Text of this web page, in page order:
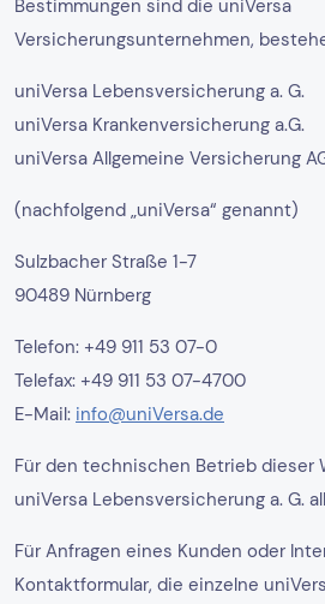
Bestimmungen sind die uniVersa
Versicherungsunternehmen,
uniVersa Lebensversicherung a. G.
uniVersa Krankenversicherung a.G.
uniVersa Allgemeine Versicherung
(nachfolgend „uniVersa“ genannt)
Sulzbacher Straße 1-7
90489 Nürnberg
Telefon: +49 911 53 07-0
Telefax: +49 911 53 07-4700
E-Mail: info@uniVersa.de
Für den technischen Betrieb dieser
uniVersa Lebensversicherung a. G.
Für Anfragen eines Kunden oder
Kontaktformular, die einzelne